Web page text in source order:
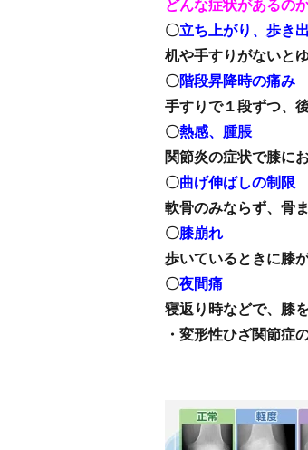
どんな症状があるの
〇立ち上がり、歩き
机や手すりがないと
〇階段昇降時の痛み
手すりで１段ずつ、
〇熱感、腫脹
関節炎の症状で膝に
〇曲げ伸ばしの制限
軟骨のみならず、骨
〇膝崩れ
歩いているときに膝
〇夜間痛
寝返り時などで、膝
・変形性ひざ関節症